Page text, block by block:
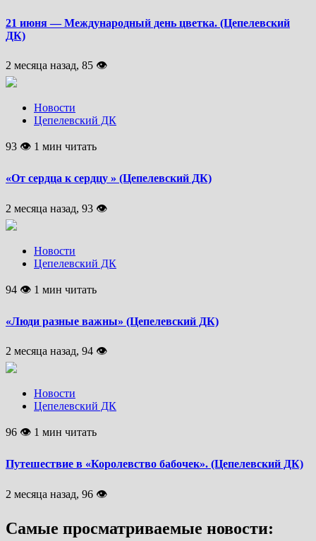
21 июня — Международный день цветка. (Цепелевский
ДК)
2 месяца назад, 85 👁
Новости
Цепелевский ДК
93 👁 1 мин читать
«От сердца к сердцу » (Цепелевский ДК)
2 месяца назад, 93 👁
Новости
Цепелевский ДК
94 👁 1 мин читать
«Люди разные важны» (Цепелевский ДК)
2 месяца назад, 94 👁
Новости
Цепелевский ДК
96 👁 1 мин читать
Путешествие в «Королевство бабочек». (Цепелевский ДК)
2 месяца назад, 96 👁
Самые просматриваемые новости: